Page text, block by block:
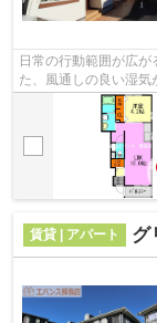
日常の行動範囲が広
た、風通しの良い湿
す。気になるイチオシ
賃貸 | アパート グ